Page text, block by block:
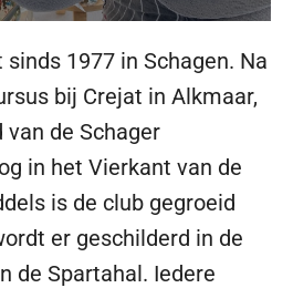
1977 in Schagen. Na
bij Crejat in Alkmaar,
de Schager
in het Vierkant van de
is de club gegroeid
er geschilderd in de
de Spartahal. Iedere